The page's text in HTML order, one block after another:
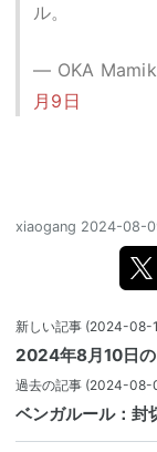
ル。
— OKA
月9日
xiaogang 2024-08-
新しい記事 (2024-08-
2024年8月10日
過去の記事 (2024-08-
ベンガルール：封